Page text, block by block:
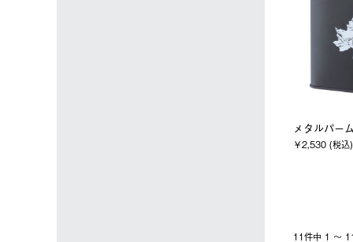
メタルパー
￥2,530 (税込)
11件中 1 〜